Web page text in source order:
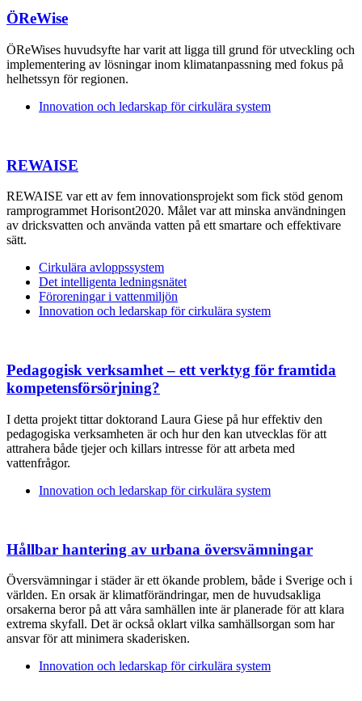
ÖReWise
ÖReWises huvudsyfte har varit att ligga till grund för utveckling och
implementering av lösningar inom klimatanpassning med fokus på
helhetssyn för regionen.
Innovation och ledarskap för cirkulära system
REWAISE
REWAISE var ett av fem innovationsprojekt som fick stöd genom
ramprogrammet Horisont2020. Målet var att minska användningen
av dricksvatten och använda vatten på ett smartare och effektivare
sätt.
Cirkulära avloppssystem
Det intelligenta ledningsnätet
Föroreningar i vattenmiljön
Innovation och ledarskap för cirkulära system
Pedagogisk verksamhet – ett verktyg för framtida
kompetensförsörjning?
I detta projekt tittar doktorand Laura Giese på hur effektiv den
pedagogiska verksamheten är och hur den kan utvecklas för att
attrahera både tjejer och killars intresse för att arbeta med
vattenfrågor.
Innovation och ledarskap för cirkulära system
Hållbar hantering av urbana översvämningar
Översvämningar i städer är ett ökande problem, både i Sverige och i
världen. En orsak är klimatförändringar, men de huvudsakliga
orsakerna beror på att våra samhällen inte är planerade för att klara
extrema skyfall. Det är också oklart vilka samhällsorgan som har
ansvar för att minimera skaderisken.
Innovation och ledarskap för cirkulära system